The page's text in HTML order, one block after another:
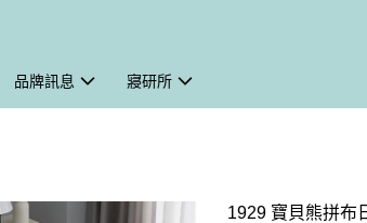
品牌訊息 寢研所
1929 寶貝熊拼布